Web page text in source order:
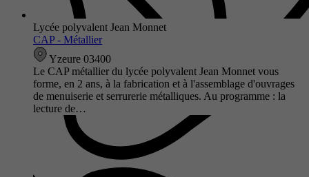
Lycée polyvalent Jean Monnet
CAP - Métallier
Yzeure 03400
Le CAP métallier du lycée polyvalent Jean Monnet vous
forme, en 2 ans, à la fabrication et à l'assemblage d'ouvrages
de menuiserie et serrurerie métalliques. Au programme : la
lecture de…